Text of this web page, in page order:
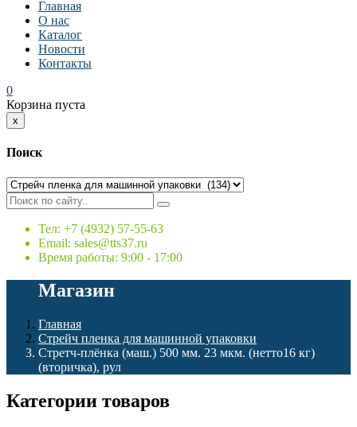
Главная
О нас
Каталог
Новости
Контакты
0
Корзина пуста
x
Поиск
Тел: +7 (4932) 57-55-63
Email: sales@tts37.ru
Время работы: 9:00 - 17:00
Магазин
Главная
Стрейч пленка для машинной упаковки
Стретч-плёнка (маш.) 500 мм. 23 мкм. (нетто16 кг)
(вторичка), рул
Категории товаров